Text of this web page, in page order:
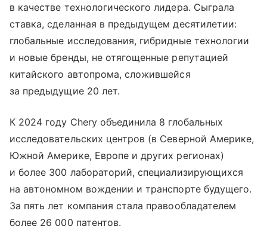
в качестве технологического лидера. Сыграла
ставка, сделанная в предыдущем десятилетии:
глобальные исследования, гибридные технологии
и новые бренды, не отягощенные репутацией
китайского автопрома, сложившейся
за предыдущие 20 лет.
К 2024 году Chery объединила 8 глобальных
исследовательских центров (в Северной Америке,
Южной Америке, Европе и других регионах)
и более 300 лабораторий, специализирующихся
на автономном вождении и транспорте будущего.
За пять лет компания стала правообладателем
более 26 000 патентов.